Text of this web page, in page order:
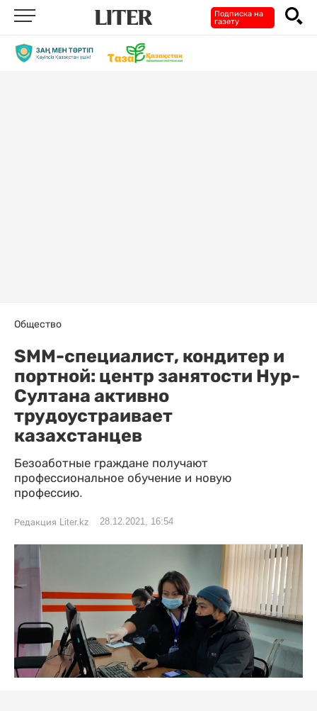
Подписка на
газету
Общество
ЅММ-специалист, кондитер и
портной: центр занятости Нур-
Султана активно
трудоустраивает
казахстанцев
Безоаботные граждане получают
профессиональное обучение и новую
профессию.
Редакция Liter.kz 28.12.2021, 16:54